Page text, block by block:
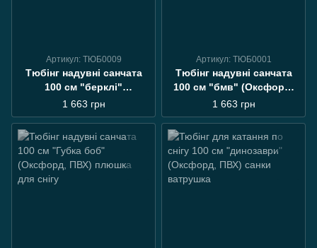
Артикул: ТЮБ0009
Тюбінг надувні санчата
100 см "берклі"
(Оксфорд, ПВХ) плюшка
для снігу
1 663 грн
Артикул: ТЮБ0001
Тюбінг надувні санчата
100 см "бмв" (Оксфорд,
ПВХ) плюшка для снігу
1 663 грн